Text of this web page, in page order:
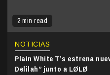
2 min read
NOTICIAS
Plain White T’s estrena
Delilah” junto a LØLØ